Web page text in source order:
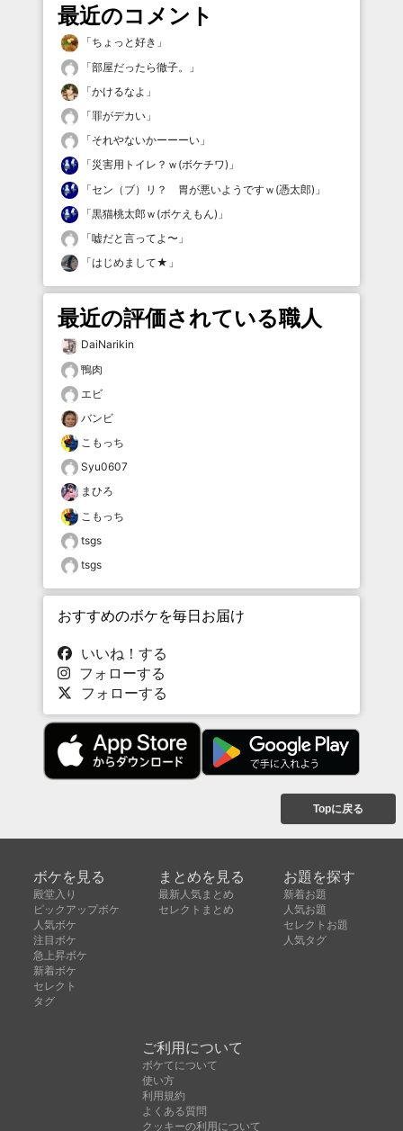
最近のコメント
「ちょっと好き 」
「部屋だったら徹子。
」
「かけるなよ 」
「罪がデカい 」
「それやないかーーーい 」
「災害用トイレ？ｗ(ボケチワ) 」
「セン（ブ）リ？ 胃が悪いようですｗ(憑太郎) 」
「黒猫桃太郎ｗ(ボケえもん) 」
「嘘だと言ってよ〜 」
「はじめまして★ 」
最近の評価されている職人
DaiNarikin
鴨肉
エビ
バンビ
こもっち
Syu0607
まひろ
こもっち
tsgs
tsgs
おすすめのボケを毎日お届け
いいね！する
フォローする
フォローする
Topに戻る
ボケを見る
殿堂入り
ピックアップボケ
人気ボケ
注目ボケ
急上昇ボケ
新着ボケ
セレクト
タグ
まとめを見る
最新人気まとめ
セレクトまとめ
お題を探す
新着お題
人気お題
セレクトお題
人気タグ
ご利用について
ボケてについて
使い方
利用規約
よくある質問
クッキーの利用について